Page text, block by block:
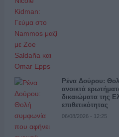
Ρένα Δούρου:
ανοικτά
δικαιώματα της
επιθετικότητας
06/08/2026 - 12:25